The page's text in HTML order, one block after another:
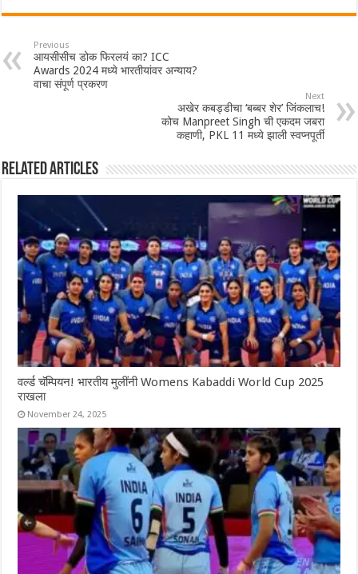
Previous
आयसीसीच डोक फिरलयं का? ICC
Awards 2024 मध्ये भारतीयांवर अन्याय?
वाचा संपूर्ण प्रकरण
Next
अखेर कबड्डीचा ‘बब्बर शेर’ जिंकलाच!
कोच Manpreet Singh ची एकदम जबरा
कहाणी, PKL 11 मध्ये झाली स्वप्नपूर्ती
Related Articles
वर्ल्ड चॅम्पियन! भारतीय मुलींनी Womens Kabaddi World Cup 2025
राखला
November 24, 2025